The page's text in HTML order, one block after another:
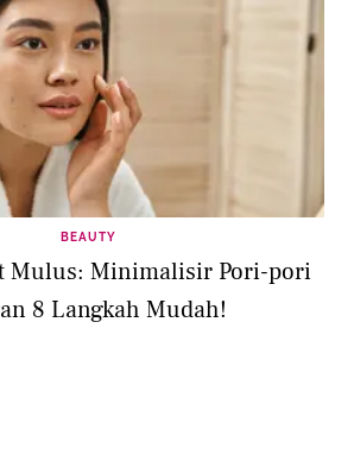
BEAUTY
Mulus: Minimalisir Pori-pori
8 Langkah Mudah!